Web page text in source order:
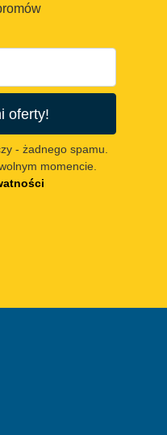
oferty!
- żadnego spamu.
momencie.